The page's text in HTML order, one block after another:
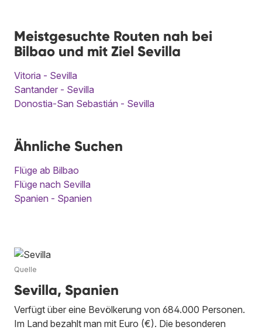
Meistgesuchte Routen nah bei
Bilbao und mit Ziel Sevilla
Vitoria - Sevilla
Santander - Sevilla
Donostia-San Sebastián - Sevilla
Ähnliche Suchen
Flüge ab Bilbao
Flüge nach Sevilla
Spanien - Spanien
Quelle
Sevilla, Spanien
Verfügt über eine Bevölkerung von 684.000 Personen.
Im Land bezahlt man mit Euro (€). Die besonderen